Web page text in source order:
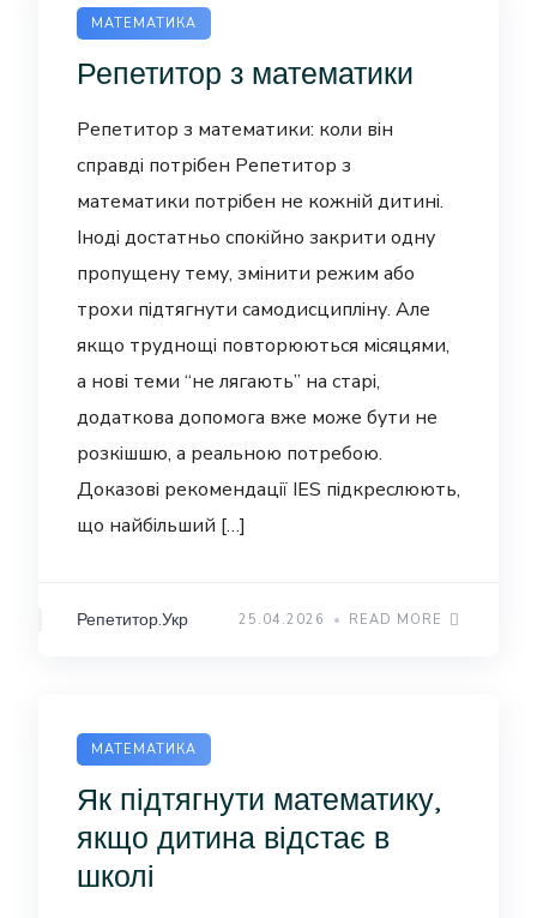
МАТЕМАТИКА
Репетитор з математики
Репетитор з математики: коли він
справді потрібен Репетитор з
математики потрібен не кожній дитині.
Іноді достатньо спокійно закрити одну
пропущену тему, змінити режим або
трохи підтягнути самодисципліну. Але
якщо труднощі повторюються місяцями,
а нові теми “не лягають” на старі,
додаткова допомога вже може бути не
розкішшю, а реальною потребою.
Доказові рекомендації IES підкреслюють,
що найбільший […]
Репетитор.Укр 25.04.2026 READ MORE
МАТЕМАТИКА
Як підтягнути математику,
якщо дитина відстає в
школі